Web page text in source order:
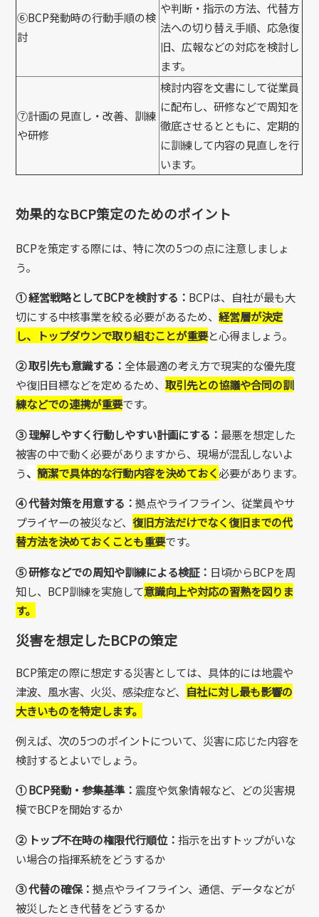
⑥BCP発動時の行動手順の検
討
や判断・指示の方法、代替方
法への切り替え手順、応急復
旧、広報などの対応を検討し
ます。
⑦計画の見直し・改善、訓練
や研修
検討内容を文書にして従業員
に配布し、研修などで周知を
徹底させるとともに、定期的
に訓練して内容の見直しを行
います。
効果的なBCP策定のためのポイント
BCPを策定する際には、特に次の5つの点に注意しましょ
う。
① 経営戦略としてBCPを検討する： BCPは、自社が最も大
切にする中核事業を絞る必要があるため、経営層が決定
し、トップダウンで取り組むことが重要と心得ましょう。
② 取引先も意識する： 全体最適の考え方で現実的な優先度
や復旧目標などを定めるため、取引先との協議や合同の訓
練などでの連携が重要です。
③ 理解しやすく行動しやすい計画にする： 最悪を想定した
被害の中で動く必要がありますから、現場が混乱しないよ
う、簡潔で具体的な行動内容を決めておく必要があります。
④ 代替対策を用意する：拠点やライフライン、従業員やサ
プライヤーの被災など、復旧方法だけでなく復旧までの代
替方法を決めておくことも重要です。
⑤ 研修などでの周知や訓練による検証： 日頃からBCPを周
知し、BCP訓練を実施して意識向上や対応の習熟を図りま
す。
災害を想定したBCPの策定
BCP策定の際に想定する災害としては、具体的には地震や
津波、風水害、火災、感染症など、 自社に対し最も影響の
大きいものを特定します。
例えば、次の5つのポイントについて、災害に応じた内容を
検討するとよいでしょう。
①BCP発動・参集基準： 震度や気象情報など、どの災害規
模でBCPを開始するか
② トップ不在時の権限代行順位：指示を出すトップがいな
い場合の指揮系統をどうするか
③代替の確保：拠点やライフライン、通信、データなどが
被災したとき代替をどうするか